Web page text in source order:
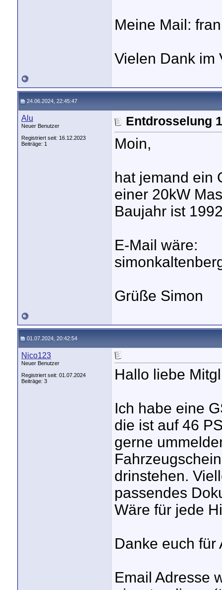
Meine Mail:
Vielen Dank im
24.06.2024, 22:45:47
Alu
Neuer Benutzer
Registriert seit: 16.12.2023
Beiträge: 1
Entdrosselung
Moin,
hat jemand ein
einer 20kW
Baujahr ist
E-Mail wäre:
Grüße Simon
01.07.2024, 20:42:54
Nico123
Neuer Benutzer
Registriert seit: 01.07.2024
Beiträge: 3
Hallo liebe
Ich habe eine
die ist auf 46
gerne
drinstehen.
passendes
Wäre für jede
Danke euch für
Email Adresse